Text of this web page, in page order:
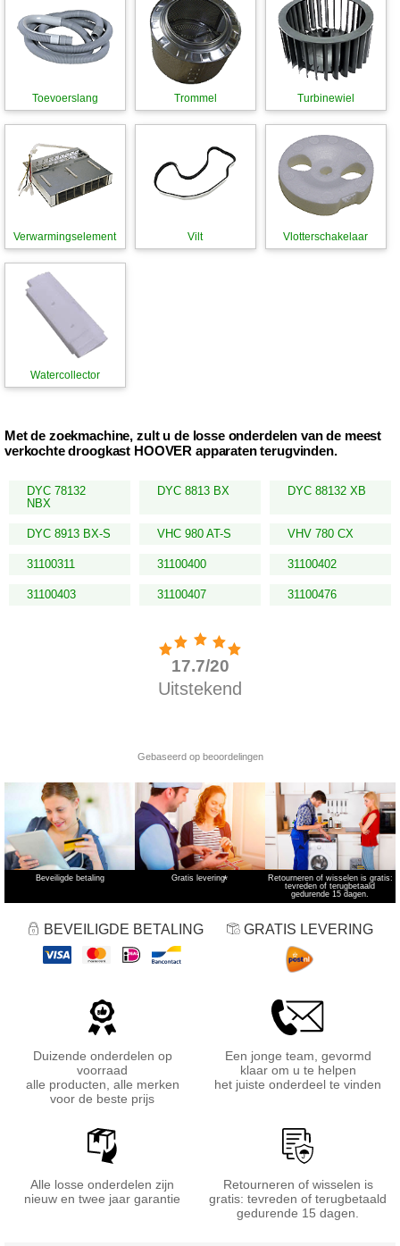
Toevoerslang Trommel Turbinewiel
Verwarmingselement Vilt Vlotterschakelaar
Watercollector
Met de zoekmachine, zult u de losse onderdelen van de meest
verkochte droogkast HOOVER apparaten terugvinden.
DYC 78132
NBX
DYC 8813 BX DYC 88132 XB
DYC 8913 BX-S VHC 980 AT-S VHV 780 CX
31100311 31100400 31100402
31100403 31100407 31100476
Beveiligde betaling Gratis levering*
Retourneren of wisselen is gratis:
tevreden of terugbetaald
gedurende 15 dagen.
BEVEILIGDE BETALING GRATIS LEVERING
Duizende onderdelen op
voorraad
alle producten, alle merken
voor de beste prijs
Een jonge team, gevormd
klaar om u te helpen
het juiste onderdeel te vinden
Alle losse onderdelen zijn
nieuw en twee jaar garantie
Retourneren of wisselen is
gratis: tevreden of terugbetaald
gedurende 15 dagen.